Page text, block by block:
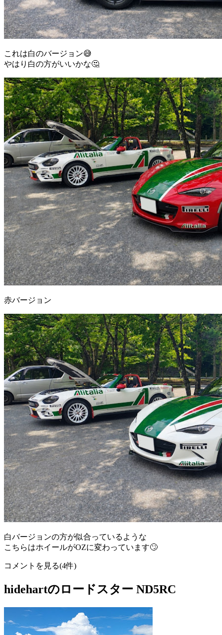
これは白のバージョン😅
やはり白の方がいいかな🤔
赤バージョン
白バージョンの方が似合っているような
こちらはホイールがOZに変わっています🙄
コメントを見る(4件)
hidehartのロードスター ND5RC